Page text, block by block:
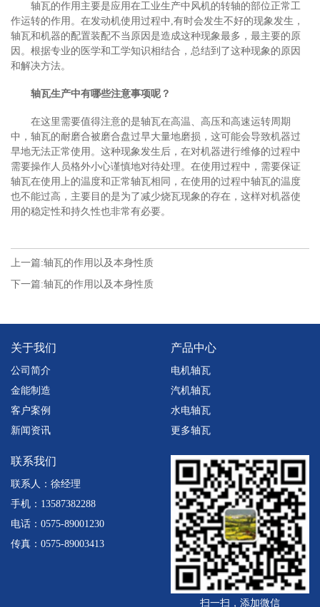
轴瓦的作用主要是应用在工业生产中风机的转轴的部位正常工
作运转的作用。在发动机使用过程中,有时会发生不好的现象发生，
轴瓦和机器的配置装配不当原因是造成这种现象最多，最主要的原
因。根据专业的医学和工学知识相结合，总结到了这种现象的原因
和解决方法。
轴瓦生产中有哪些注意事项呢？
在这里需要值得注意的是轴瓦在高温、高压和高速运转周期
中，轴瓦的耐磨合被磨合盘过早大量地磨损，这可能会导致机器过
早地无法正常使用。这种现象发生后，在对机器进行维修的过程中
需要操作人员格外小心谨慎地对待处理。在使用过程中，需要保证
轴瓦在使用上的温度和正常轴瓦相同，在使用的过程中轴瓦的温度
也不能过高，主要目的是为了减少烧瓦现象的存在，这样对机器使
用的稳定性和持久性也非常有必要。
上一篇:轴瓦的作用以及本身性质
下一篇:轴瓦的作用以及本身性质
关于我们
公司简介
金能制造
客户案例
新闻资讯
产品中心
电机轴瓦
汽机轴瓦
水电轴瓦
更多轴瓦
联系我们
联系人：徐经理
手机：13587382288
电话：0575-89001230
传真：0575-89003413
扫一扫，添加微信